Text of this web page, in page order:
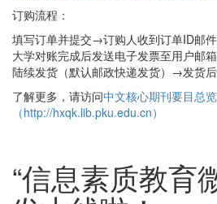
订购流程：
填写订单并提交→订购人收到订单ID邮
大学对账完成后发送电子发票至用户邮
陆续发货（默认邮政快递发货）→发货
了解更多，请访问中文核心期刊要目总
（http://hxqk.lib.pku.edu.cn）
“信息素质教育